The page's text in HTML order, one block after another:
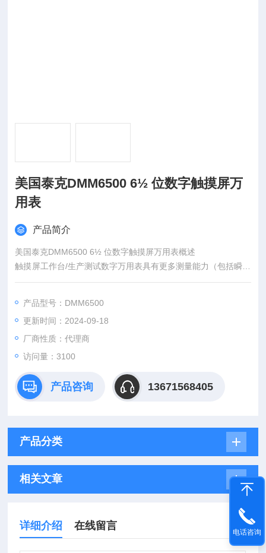
美国泰克DMM6500 6½ 位数字触摸屏万
用表
产品简介
美国泰克DMM6500 6½ 位数字触摸屏万用表概述
触摸屏工作台/生产测试数字万用表具有更多测量能力（包括瞬态
捕捉、数据可视化和分析），而价格仅与其他性能低得多的 6½
产品型号：DMM6500
更新时间：2024-09-18
厂商性质：代理商
访问量：3100
产品咨询 13671568405
产品分类
相关文章
详细介绍 在线留言
电话咨询